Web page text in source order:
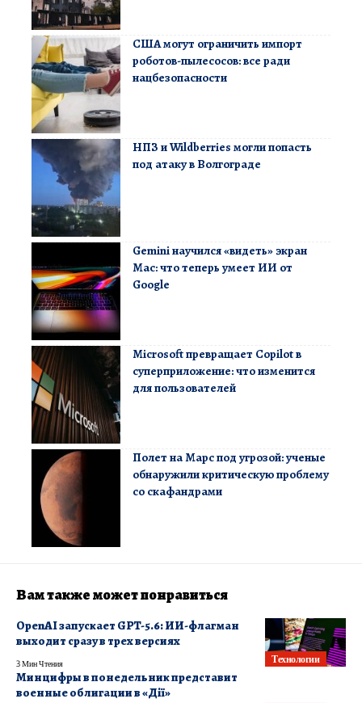
США могут ограничить импорт
роботов-пылесосов: все ради
нацбезопасности
НПЗ и Wildberries могли попасть
под атаку в Волгограде
Gemini научился «видеть» экран
Mac: что теперь умеет ИИ от
Google
Microsoft превращает Copilot в
суперприложение: что изменится
для пользователей
Полет на Марс под угрозой: ученые
обнаружили критическую проблему
со скафандрами
Вам также может понравиться
Технологии
OpenAI запускает GPT-5.6: ИИ-флагман
выходит сразу в трех версиях
3 Мин Чтения
Минцифры в понедельник представит
военные облигации в «Дії»